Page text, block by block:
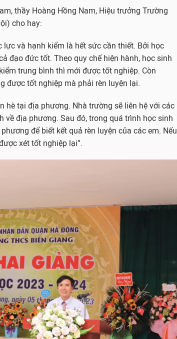
thầy Hoàng Hồng Nam, Hiệu trưởng Trường
cho hay:
và hạnh kiểm là hết sức cần thiết. Bởi học
đạo đức tốt. Theo quy chế hiện hành, học sinh
trung bình thì mới được tốt nghiệp. Còn
được tốt nghiệp mà phải rèn luyện lại.
hè tại địa phương. Nhà trường sẽ liên hệ với các
địa phương. Sau đó, trong quá trình học sinh
để biết kết quả rèn luyện của các em. Nếu
xét tốt nghiệp lại”.